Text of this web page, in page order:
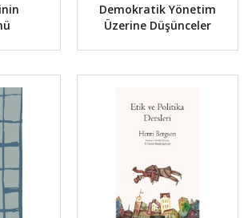
Demokratik Yönetim
Üzerine Düşünceler